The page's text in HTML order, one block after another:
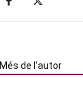
Més de l'autor